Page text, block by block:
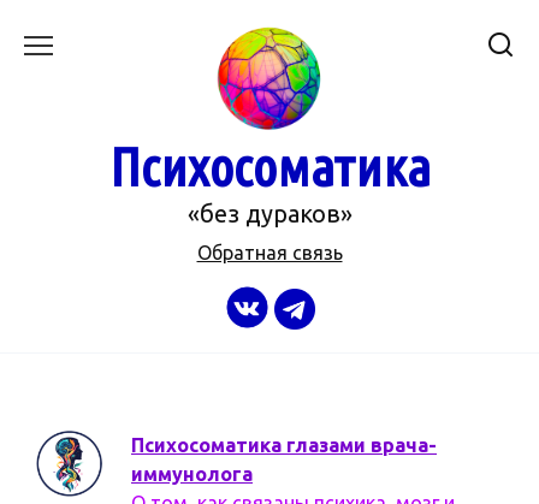
Психосоматика
«без дураков»
Обратная связь
Психосоматика глазами врача-
иммунолога